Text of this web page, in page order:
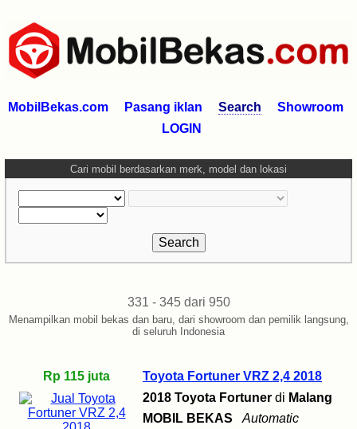
MobilBekas.com Pasang iklan Search
Showroom
LOGIN
Cari mobil berdasarkan merk, model dan lokasi
331 - 345 dari 950
Menampilkan mobil bekas dan baru, dari showroom dan pemilik langsung,
di seluruh Indonesia
Rp 115 juta
Toyota Fortuner VRZ 2,4 2018
2018 Toyota Fortuner di Malang
MOBIL BEKAS
Automatic